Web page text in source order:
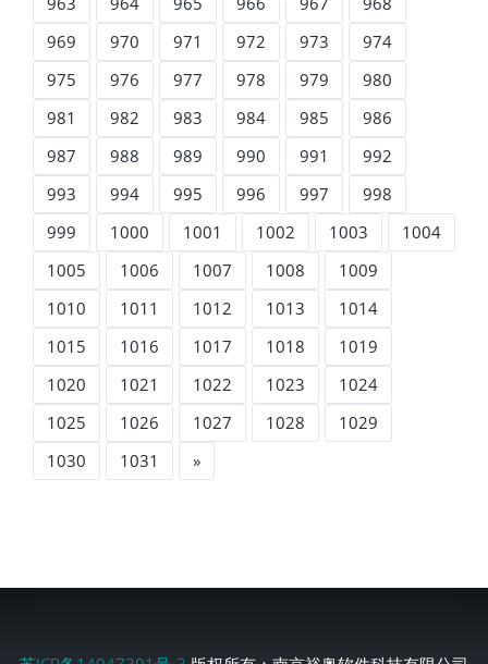
969
970 971 972 973
974
975
976 977 978 979
980
981
982 983 984 985
986
987
988 989 990 991
992
993
994 995 996 997
998
999
1000 1001 1002 1003
1004
1005
1006 1007 1008
1009
1010
1011 1012 1013
1014
1015
1016 1017 1018
1019
1020
1021 1022 1023
1024
1025
1026 1027 1028
1029
1030
1031 »